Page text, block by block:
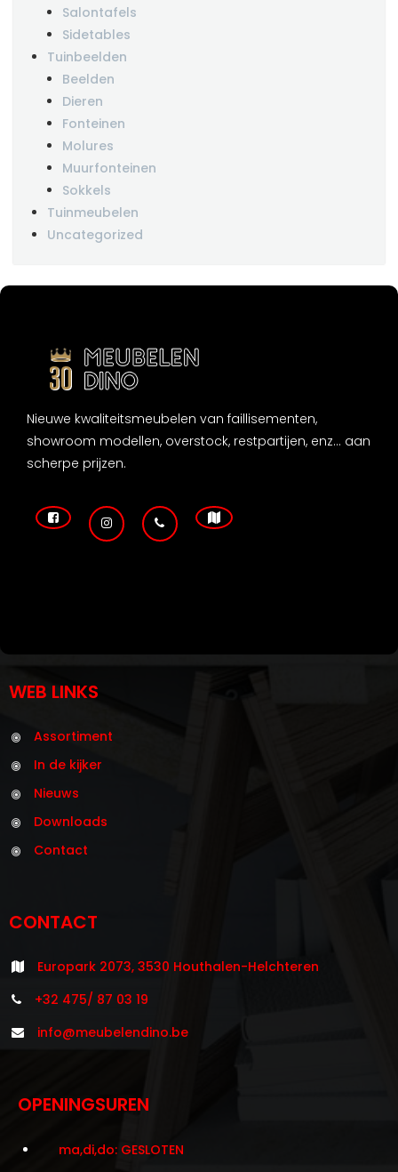
Salontafels
Sidetables
Tuinbeelden
Beelden
Dieren
Fonteinen
Molures
Muurfonteinen
Sokkels
Tuinmeubelen
Uncategorized
Nieuwe kwaliteitsmeubelen van faillisementen,
showroom modellen, overstock, restpartijen, enz... aan
scherpe prijzen.
WEB LINKS
Assortiment
In de kijker
Nieuws
Downloads
Contact
CONTACT
Europark 2073, 3530 Houthalen-Helchteren
+32 475/ 87 03 19
info@meubelendino.be
OPENINGSUREN
ma,di,do: GESLOTEN